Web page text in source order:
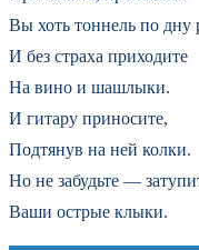
Вы хоть тоннель по дну
И без страха приходите
На вино и шашлыки.
И гитару приносите,
Подтянув на ней колки.
Но не забудьте —
Ваши острые клыки.